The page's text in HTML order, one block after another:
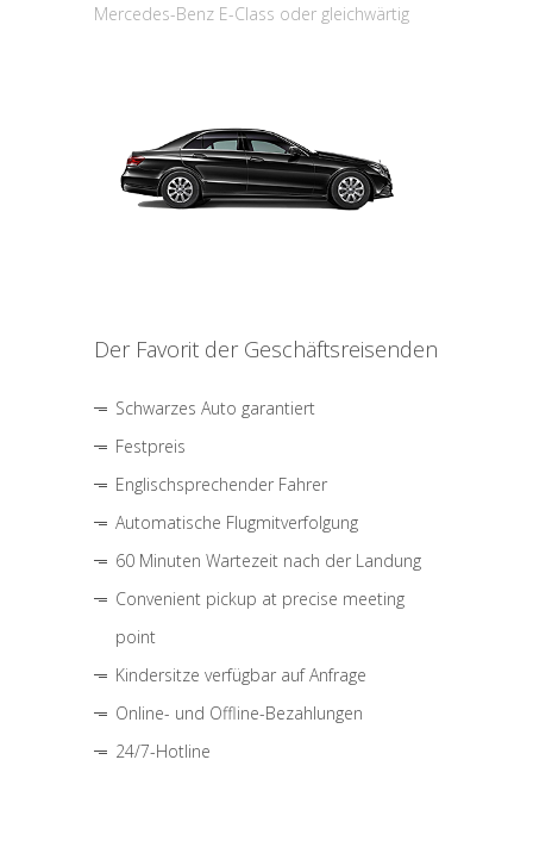
Mercedes-Benz E-Class oder gleichwärtig
Der Favorit der Geschäftsreisenden
Schwarzes Auto garantiert
Festpreis
Englischsprechender Fahrer
Automatische Flugmitverfolgung
60 Minuten Wartezeit nach der Landung
Convenient pickup at precise meeting
point
Kindersitze verfügbar auf Anfrage
Online- und Offline-Bezahlungen
24/7-Hotline